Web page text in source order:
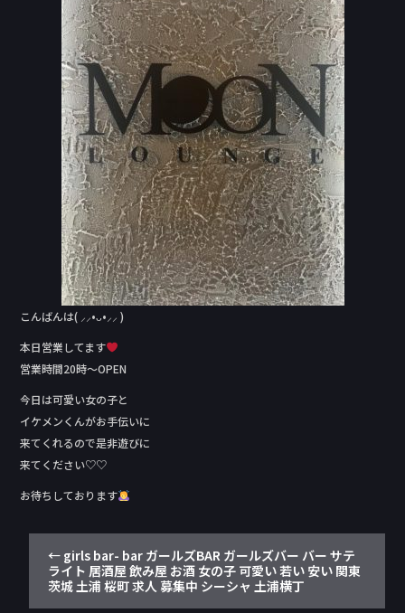
b
o
o
k
こんばんは( ⸝⸝•ᴗ•⸝⸝ )
本日営業してます
営業時間20時〜OPEN
今日は可愛い女の子と
イケメンくんがお手伝いに
来てくれるので是非遊びに
来てください♡♡
お待ちしております
← girls bar- bar ガールズBAR ガールズバー バー サテ
ライト 居酒屋 飲み屋 お酒 女の子 可愛い 若い 安い 関東
茨城 土浦 桜町 求人 募集中 シーシャ 土浦横丁